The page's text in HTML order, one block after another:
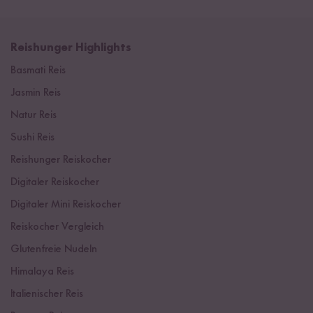
Reishunger Highlights
Basmati Reis
Jasmin Reis
Natur Reis
Sushi Reis
Reishunger Reiskocher
Digitaler Reiskocher
Digitaler Mini Reiskocher
Reiskocher Vergleich
Glutenfreie Nudeln
Himalaya Reis
Italienischer Reis